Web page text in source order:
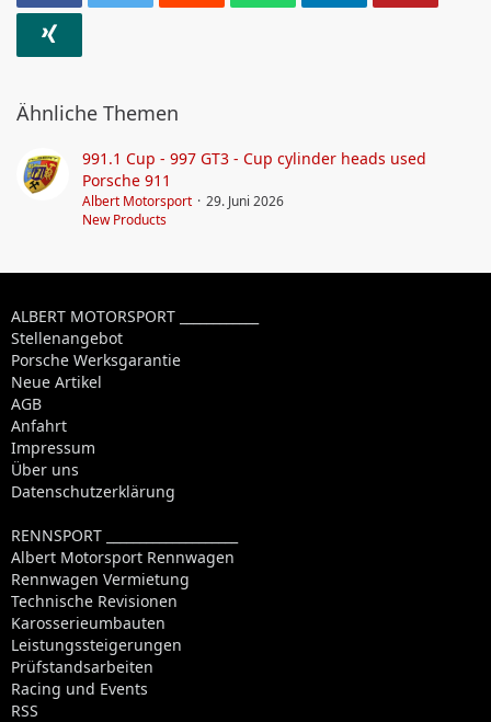
Ähnliche Themen
991.1 Cup - 997 GT3 - Cup cylinder heads used
Porsche 911
Albert Motorsport
29. Juni 2026
New Products
ALBERT MOTORSPORT ____________
Stellenangebot
Porsche Werksgarantie
Neue Artikel
AGB
Anfahrt
Impressum
Über uns
Datenschutzerklärung
RENNSPORT ____________________
Albert Motorsport Rennwagen
Rennwagen Vermietung
Technische Revisionen
Karosserieumbauten
Leistungssteigerungen
Prüfstandsarbeiten
Racing und Events
RSS